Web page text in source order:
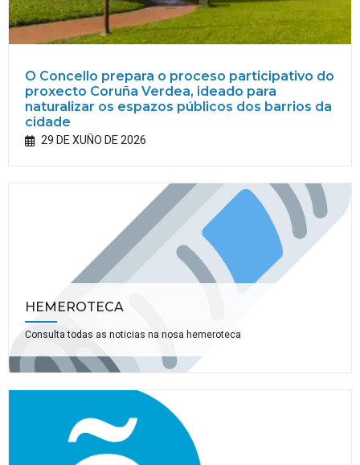
O Concello prepara o proceso participativo do
proxecto Coruña Verdea, ideado para
naturalizar os espazos públicos dos barrios da
cidade
29 DE XUÑO DE 2026
HEMEROTECA
Consulta todas as noticias na nosa hemeroteca